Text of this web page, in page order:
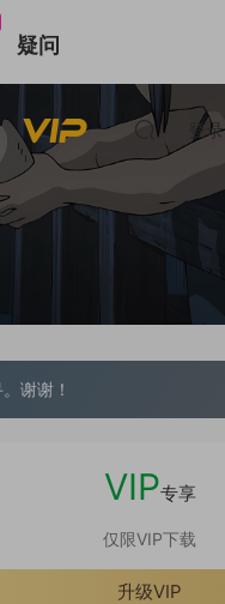
疑问
登录
谢谢！
VIP专享
仅限VIP下载
升级VIP